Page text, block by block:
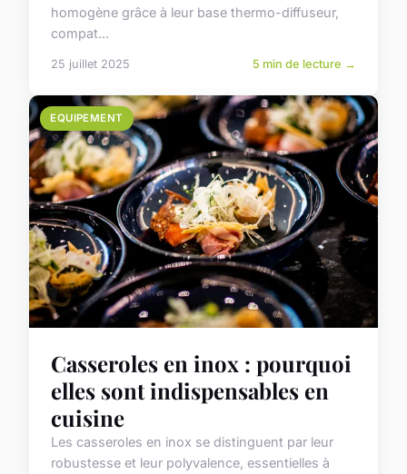
homogène grâce à leur base thermo-diffuseur,
compat...
25 juillet 2025 5 min de lecture →
EQUIPEMENT
Casseroles en inox : pourquoi
elles sont indispensables en
cuisine
Les casseroles en inox se distinguent par leur
robustesse et leur polyvalence, essentielles à